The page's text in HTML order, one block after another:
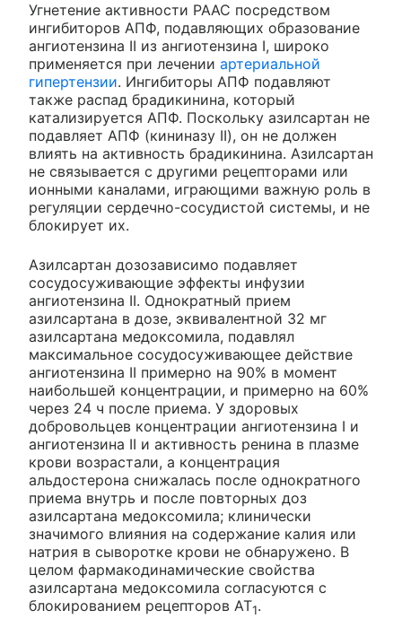
Угнетение активности РААС посредством
ингибиторов АПФ, подавляющих образование
ангиотензина II из ангиотензина I, широко
применяется при лечении артериальной
гипертензии. Ингибиторы АПФ подавляют
также распад брадикинина, который
катализируется АПФ. Поскольку азилсартан не
подавляет АПФ (кининазу II), он не должен
влиять на активность брадикинина. Азилсартан
не связывается с другими рецепторами или
ионными каналами, играющими важную роль в
регуляции сердечно-сосудистой системы, и не
блокирует их.
Азилсартан дозозависимо подавляет
сосудосуживающие эффекты инфузии
ангиотензина II. Однократный прием
азилсартана в дозе, эквивалентной 32 мг
азилсартана медоксомила, подавлял
максимальное сосудосуживающее действие
ангиотензина II примерно на 90% в момент
наибольшей концентрации, и примерно на 60%
через 24 ч после приема. У здоровых
добровольцев концентрации ангиотензина I и
ангиотензина II и активность ренина в плазме
крови возрастали, а концентрация
альдостерона снижалась после однократного
приема внутрь и после повторных доз
азилсартана медоксомила; клинически
значимого влияния на содержание калия или
натрия в сыворотке крови не обнаружено. В
целом фармакодинамические свойства
азилсартана медоксомила согласуются с
блокированием рецепторов AT1.